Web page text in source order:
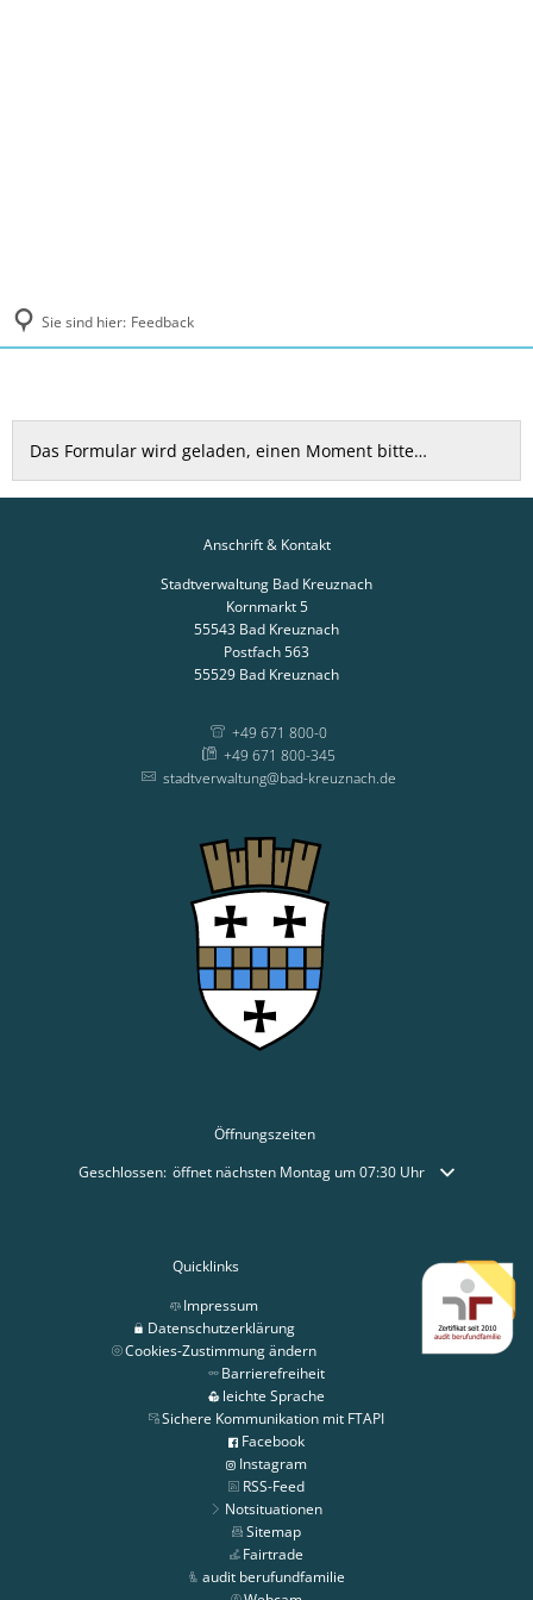
Sie sind hier: Feedback
Feedback
Das Formular wird geladen, einen Moment bitte…
Anschrift & Kontakt
Stadtverwaltung Bad Kreuznach
Kornmarkt 5
55543 Bad Kreuznach
Postfach 563
55529 Bad Kreuznach
+49 671 800-0
+49 671 800-345
stadtverwaltung@bad-kreuznach.de
Öffnungszeiten
Klicken, um weitere Öffnungs- oder Schließzeiten auszublenden
Geschlossen: öffnet nächsten Montag um 07:30 Uhr
Quicklinks
Impressum
Datenschutzerklärung
Cookies-Zustimmung ändern
Barrierefreiheit
leichte Sprache
Sichere Kommunikation mit FTAPI
Facebook
Instagram
RSS-Feed
Notsituationen
Sitemap
Fairtrade
audit berufundfamilie